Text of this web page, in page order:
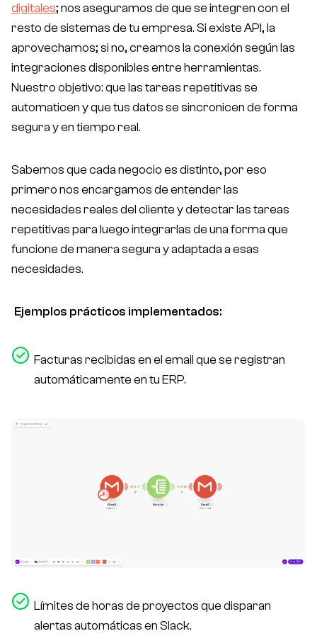
digitales; nos aseguramos de que se integren con el
resto de sistemas de tu empresa. Si existe API, la
aprovechamos; si no, creamos la conexión según las
integraciones disponibles entre herramientas.
Nuestro objetivo: que las tareas repetitivas se
automaticen y que tus datos se sincronicen de forma
segura y en tiempo real.
Sabemos que cada negocio es distinto, por eso
primero nos encargamos de entender las
necesidades reales del cliente y detectar las tareas
repetitivas para luego integrarlas de una forma que
funcione de manera segura y adaptada a esas
necesidades.
Ejemplos prácticos implementados:
Facturas recibidas en el email que se registran
automáticamente en tu ERP.
Límites de horas de proyectos que disparan
alertas automáticas en Slack.